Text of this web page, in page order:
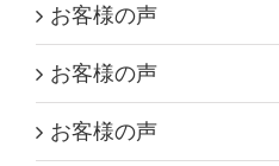
お客様の声
お客様の声
お客様の声